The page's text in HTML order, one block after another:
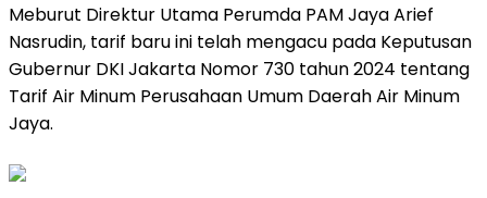
Meburut Direktur Utama Perumda PAM Jaya Arief
Nasrudin, tarif baru ini telah mengacu pada Keputusan
Gubernur DKI Jakarta Nomor 730 tahun 2024 tentang
Tarif Air Minum Perusahaan Umum Daerah Air Minum
Jaya.